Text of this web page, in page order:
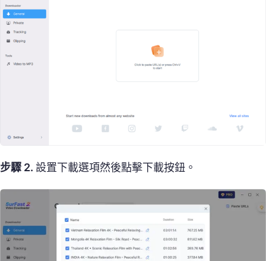
步驟 2. 設置下載選項然後點擊下載按鈕。